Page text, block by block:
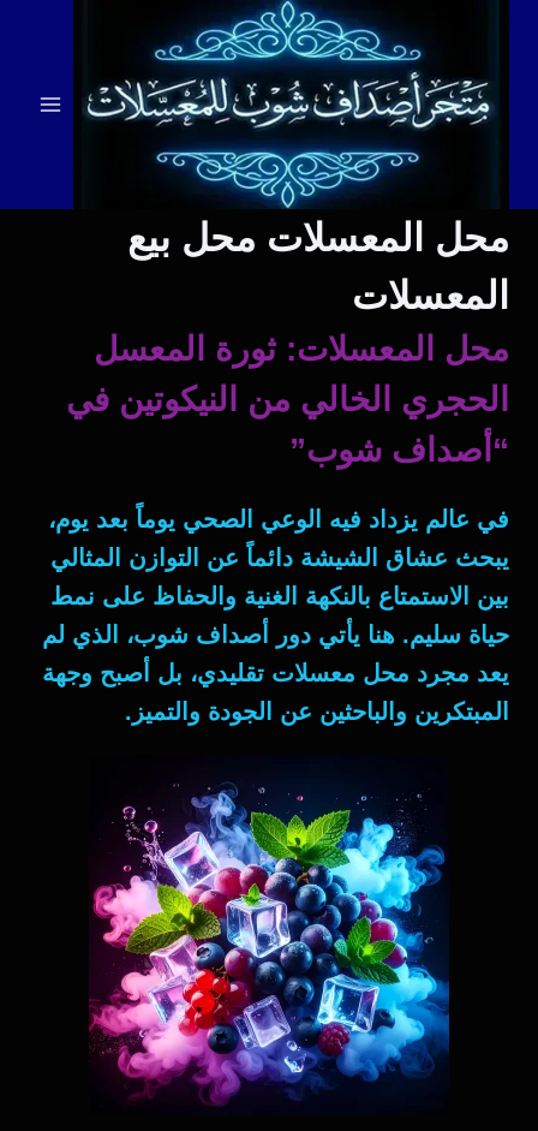
المحتوى
محل المعسلات محل بيع
المعسلات
محل المعسلات: ثورة المعسل
الحجري الخالي من النيكوتين في
“أصداف شوب”
في عالم يزداد فيه الوعي الصحي يوماً بعد يوم،
يبحث عشاق الشيشة دائماً عن التوازن المثالي
بين الاستمتاع بالنكهة الغنية والحفاظ على نمط
حياة سليم. هنا يأتي دور
أصداف شوب، الذي لم
يعد مجرد محل معسلات تقليدي، بل أصبح وجهة
المبتكرين والباحثين عن الجودة والتميز.